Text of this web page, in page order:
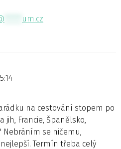
um.cz
na cestování stopem po
jih, Francie, Španělsko,
Nebráním se ničemu,
Termín třeba celý